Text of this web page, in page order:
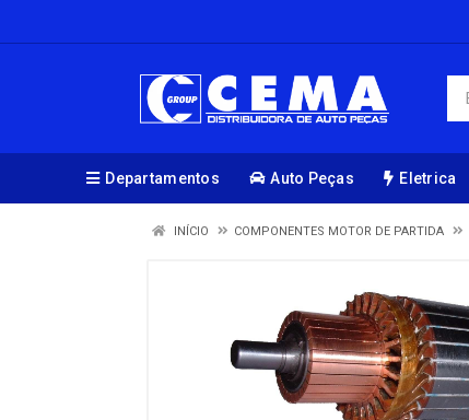
Departamentos Auto Peças Eletrica
INÍCIO COMPONENTES MOTOR DE PARTIDA